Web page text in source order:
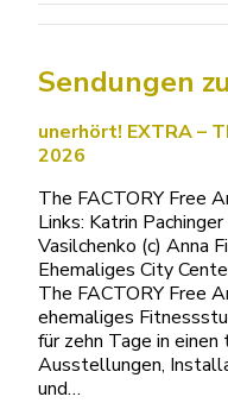
Sendungen
unerhört! EXTRA –
2026
The FACTORY Free
Links: Katrin
Vasilchenko (c) Anna
Ehemaliges City
The FACTORY Free
ehemaliges
für zehn Tage in
Ausstellungen,
und…